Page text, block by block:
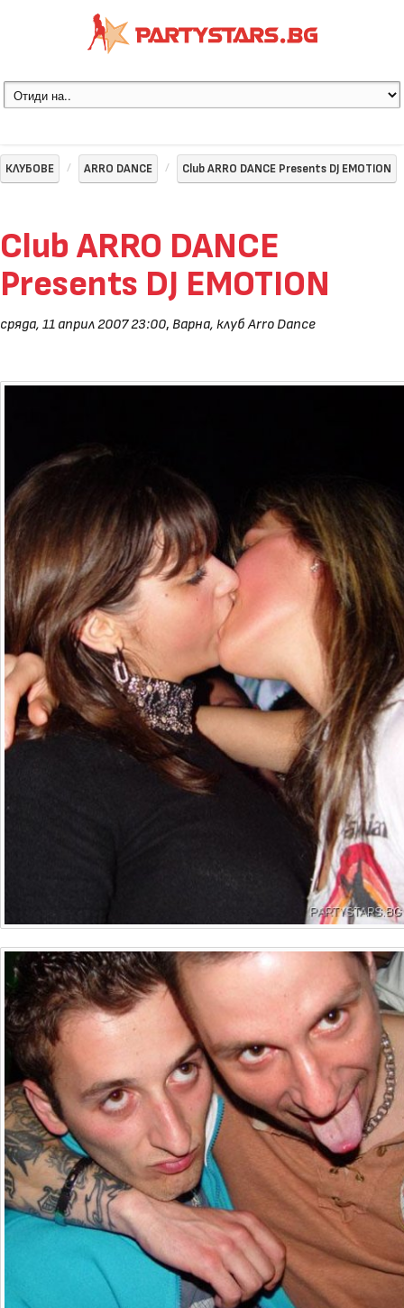
КЛУБОВЕ ARRO DANCE Club ARRO DANCE Presents DJ EMOTION
Club ARRO DANCE
Presents DJ EMOTION
сряда, 11 април 2007 23:00, Варна, клуб Arro Dance